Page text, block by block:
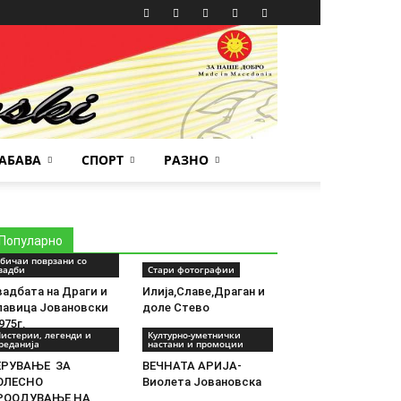
СПОРТ РАЗНО
Популарно
поврзани со
на Драги и
Јовановски
Стари фотографии
Илија,Славе,Драган и
доле Стево
легенди и
ЗА
НА
Културно-уметнички
настани и промоции
ВЕЧНАТА АРИЈА-
Виолета Јовановска